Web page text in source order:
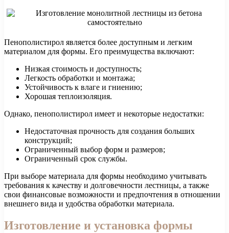
Пенополистирол является более доступным и легким
материалом для формы. Его преимущества включают:
Низкая стоимость и доступность;
Легкость обработки и монтажа;
Устойчивость к влаге и гниению;
Хорошая теплоизоляция.
Однако, пенополистирол имеет и некоторые недостатки:
Недостаточная прочность для создания больших
конструкций;
Ограниченный выбор форм и размеров;
Ограниченный срок службы.
При выборе материала для формы необходимо учитывать
требования к качеству и долговечности лестницы, а также
свои финансовые возможности и предпочтения в отношении
внешнего вида и удобства обработки материала.
Изготовление и установка формы